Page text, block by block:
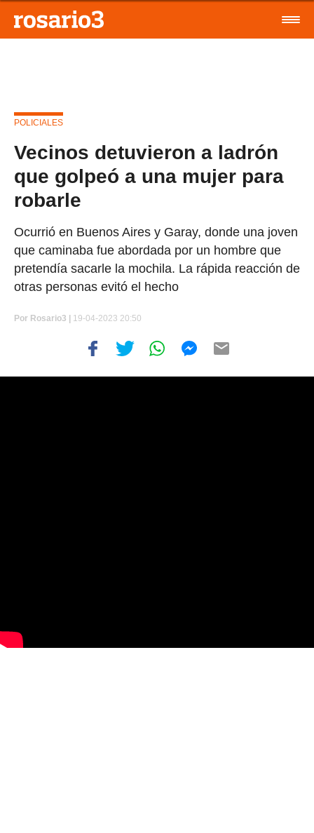
POLICIALES
Vecinos detuvieron a ladrón
que golpeó a una mujer para
robarle
Ocurrió en Buenos Aires y Garay, donde una joven
que caminaba fue abordada por un hombre que
pretendía sacarle la mochila. La rápida reacción de
otras personas evitó el hecho
Por Rosario3 | 19-04-2023 20:50